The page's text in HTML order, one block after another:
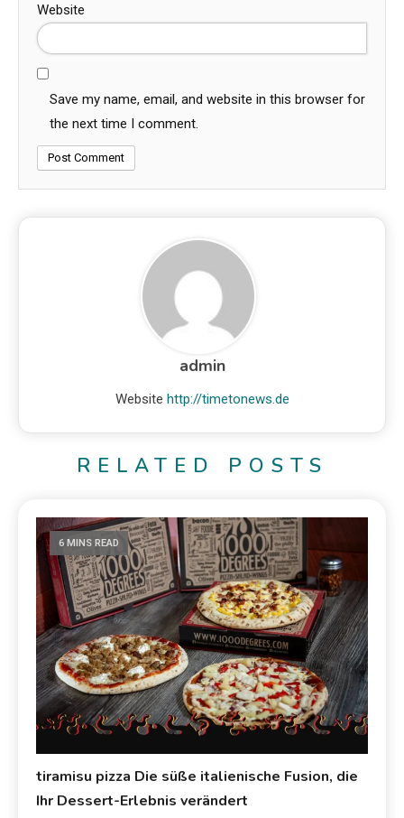
Website
Save my name, email, and website in this browser for
the next time I comment.
admin
Website http://timetonews.de
RELATED POSTS
6 MINS READ
tiramisu pizza Die süße italienische Fusion, die
Ihr Dessert-Erlebnis verändert